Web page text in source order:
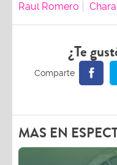
Raul Romero
¿Te
MAS EN